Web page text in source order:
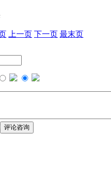
上一页 下一页 最末页